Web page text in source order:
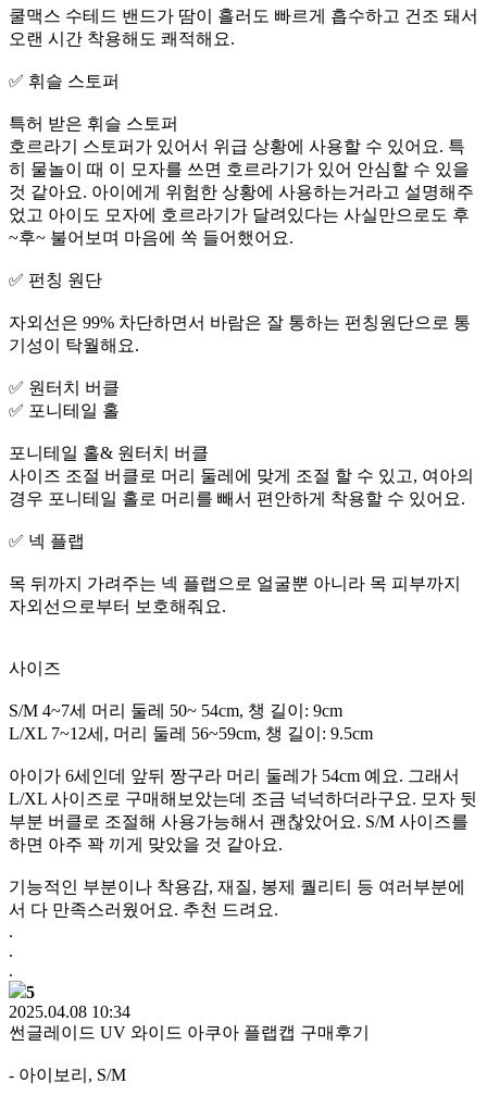
쿨맥스 수테드 밴드가 땀이 흘러도 빠르게 흡수하고 건조 돼서
오랜 시간 착용해도 쾌적해요.
✅️ 휘슬 스토퍼
특허 받은 휘슬 스토퍼
호르라기 스토퍼가 있어서 위급 상황에 사용할 수 있어요. 특
히 물놀이 때 이 모자를 쓰면 호르라기가 있어 안심할 수 있을
것 같아요. 아이에게 위험한 상황에 사용하는거라고 설명해주
었고 아이도 모자에 호르라기가 달려있다는 사실만으로도 후
~후~ 불어보며 마음에 쏙 들어했어요.
✅️ 펀칭 원단
자외선은 99% 차단하면서 바람은 잘 통하는 펀칭원단으로 통
기성이 탁월해요.
✅️ 원터치 버클
✅️ 포니테일 홀
포니테일 홀& 원터치 버클
사이즈 조절 버클로 머리 둘레에 맞게 조절 할 수 있고, 여아의
경우 포니테일 홀로 머리를 빼서 편안하게 착용할 수 있어요.
✅️ 넥 플랩
목 뒤까지 가려주는 넥 플랩으로 얼굴뿐 아니라 목 피부까지
자외선으로부터 보호해줘요.
사이즈
S/M 4~7세 머리 둘레 50~ 54cm, 챙 길이: 9cm
L/XL 7~12세, 머리 둘레 56~59cm, 챙 길이: 9.5cm
아이가 6세인데 앞뒤 짱구라 머리 둘레가 54cm 예요. 그래서
L/XL 사이즈로 구매해보았는데 조금 넉넉하더라구요. 모자 뒷
부분 버클로 조절해 사용가능해서 괜찮았어요. S/M 사이즈를
하면 아주 꽉 끼게 맞았을 것 같아요.
기능적인 부분이나 착용감, 재질, 봉제 퀄리티 등 여러부분에
서 다 만족스러웠어요. 추천 드려요.
.
.
.
5
2025.04.08 10:34
썬글레이드 UV 와이드 아쿠아 플랩캡 구매후기
- 아이보리, S/M